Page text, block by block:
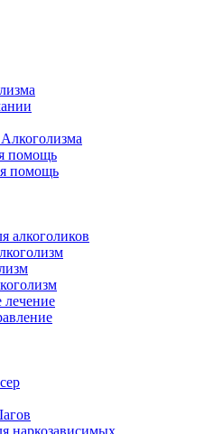
помощь
помощь
алкоголиков
лечение
наркозависимых